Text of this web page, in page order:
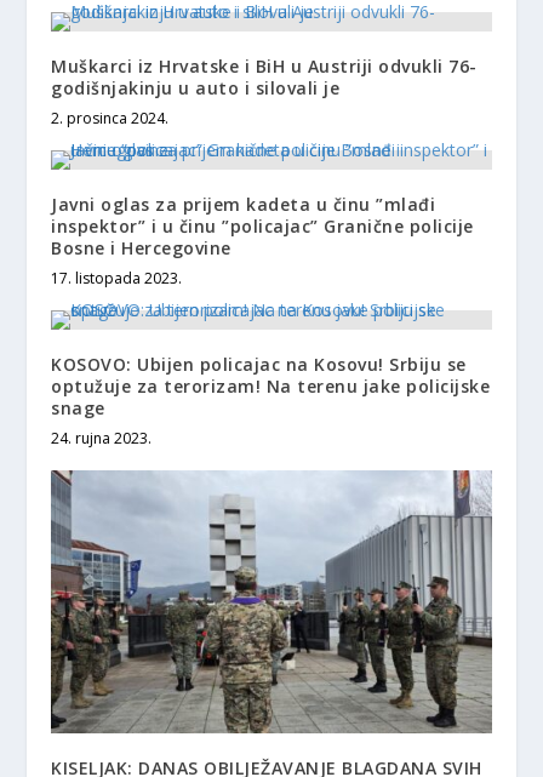
Muškarci iz Hrvatske i BiH u Austriji odvukli 76-
godišnjakinju u auto i silovali je
2. prosinca 2024.
Javni oglas za prijem kadeta u činu ”mlađi
inspektor” i u činu ”policajac” Granične policije
Bosne i Hercegovine
17. listopada 2023.
KOSOVO: Ubijen policajac na Kosovu! Srbiju se
optužuje za terorizam! Na terenu jake policijske
snage
24. rujna 2023.
KISELJAK: DANAS OBILJEŽAVANJE BLAGDANA SVIH